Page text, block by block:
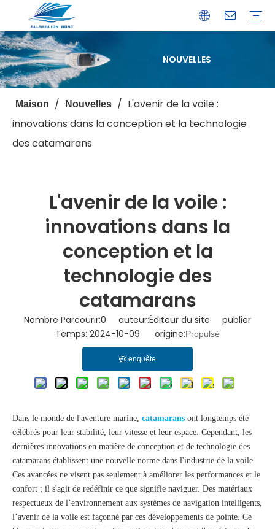
NOUVELLES
Maison / Nouvelles / L'avenir de la voile :
innovations dans la conception et la technologie
des catamarans
L'avenir de la voile :
innovations dans la
conception et la
technologie des
catamarans
Nombre Parcourir:0 auteur:Éditeur du site publier
Temps: 2024-10-09 origine:Propulsé
enquête
Dans le monde de l'aventure marine, catamarans ont longtemps été
célébrés pour leur stabilité, leur vitesse et leur espace. Cependant, les
dernières innovations en matière de conception et de technologie des
catamarans établissent une nouvelle norme dans l'industrie de la voile.
Ces avancées ne visent pas seulement à améliorer les performances et le
confort ; il s'agit de redéfinir ce que signifie naviguer. Des matériaux
respectueux de l’environnement aux systèmes de navigation intelligents,
l’avenir de la voile est façonné par ces développements de pointe. Ce